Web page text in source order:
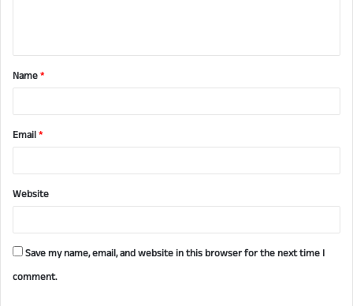
t
*Name*
Email*
Website
Save my name, email, and website in this browser for the next time I
comment.